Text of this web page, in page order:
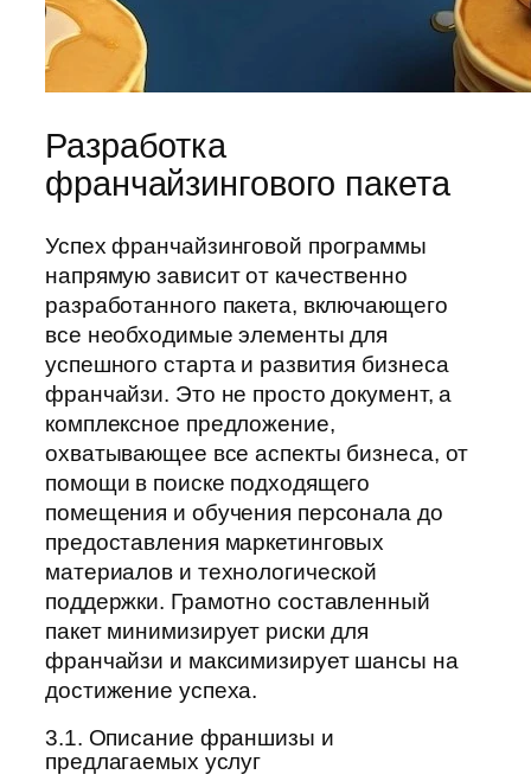
Разработка
франчайзингового пакета
Успех франчайзинговой программы
напрямую зависит от качественно
разработанного пакета, включающего
все необходимые элементы для
успешного старта и развития бизнеса
франчайзи. Это не просто документ, а
комплексное предложение,
охватывающее все аспекты бизнеса, от
помощи в поиске подходящего
помещения и обучения персонала до
предоставления маркетинговых
материалов и технологической
поддержки. Грамотно составленный
пакет минимизирует риски для
франчайзи и максимизирует шансы на
достижение успеха.
3.1. Описание франшизы и
предлагаемых услуг